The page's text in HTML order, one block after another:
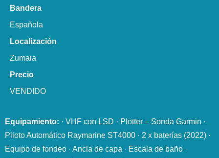
Bandera
Española
Localización
Zumaia
Precio
VENDIDO
Equipamiento: · VHF con LSD · Plotter – Sonda Garmin ·
Piloto Automático Raymarine ST4000 · 2 x baterías (2022) ·
Equipo de fondeo · Ancla de capa · Escala de baño ·